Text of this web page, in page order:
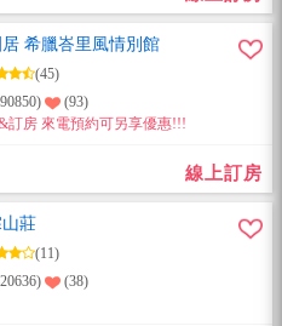
希臘峇里風情別館
(45)
(93)
訂房 來電預約可另享優惠!!!
線上訂房
莊
(11)
(38)